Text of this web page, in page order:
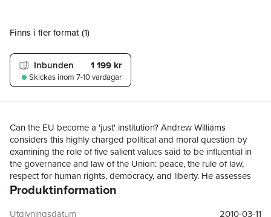
Finns i fler format (1)
Inbunden 1 199 kr
Skickas inom 7-10 vardagar
Can the EU become a 'just' institution? Andrew Williams
considers this highly charged political and moral question by
examining the role of five salient values said to be influential in
the governance and law of the Union: peace, the rule of law,
respect for human rights, democracy, and liberty. He assesses
each of these as elements of an apparent 'institutional ethos'
ideal has failed to be taken seriously in the EU. To remedy this
Produktinformation
Utgivningsdatum
2010-03-11